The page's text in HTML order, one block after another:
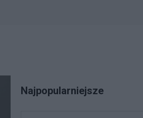
Najpopularniejsze